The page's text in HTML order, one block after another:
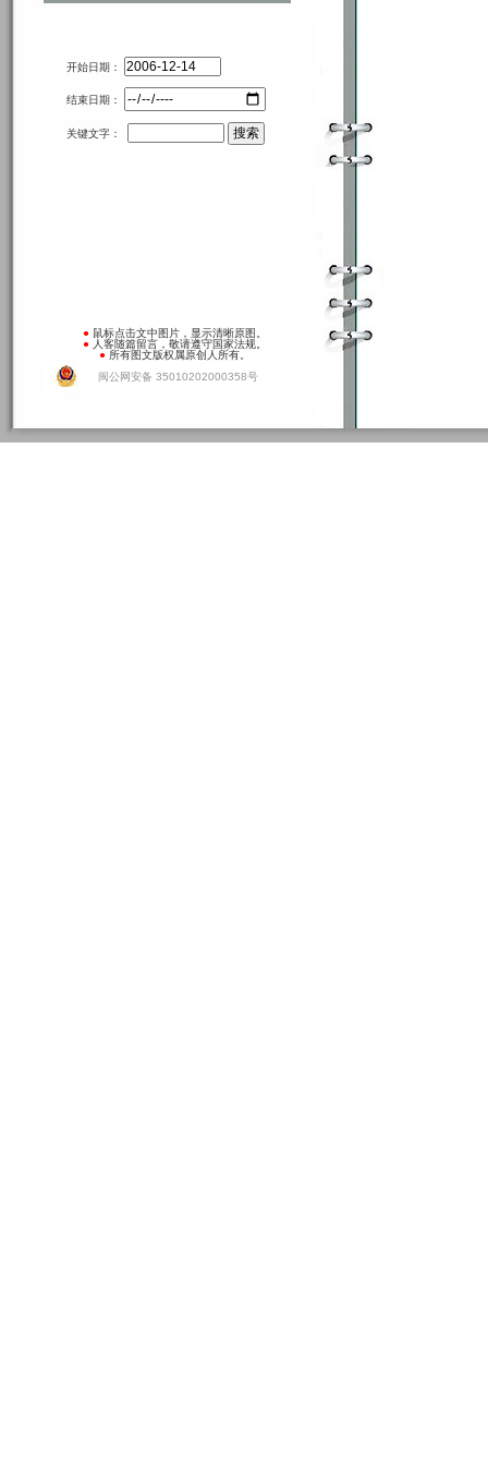
开始日期：
结束日期：
关键文字：
● 鼠标点击文中图片，显示清晰原图。
● 人客随篇留言，敬请遵守国家法规。
● 所有图文版权属原创人所有。
闽公网安备 35010202000358号